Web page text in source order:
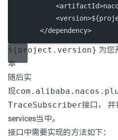
            <
artifactId
            <
version
        </
dependency>
${project.version} 为您
本
随后实
现
TraceSubscriber接口， 并
services当中。
接口中需要实现的方法如下：